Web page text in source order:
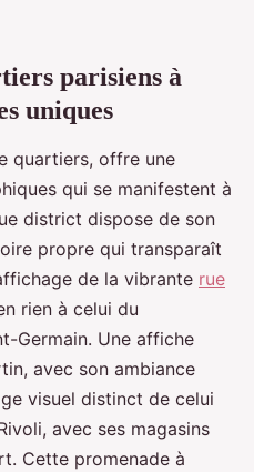
parisiens à
uniques
quartiers, offre une
qui se manifestent à
district dispose de son
propre qui transparaît
de la vibrante rue
rien à celui du
Germain. Une affiche
avec son ambiance
visuel distinct de celui
avec ses magasins
Cette promenade à